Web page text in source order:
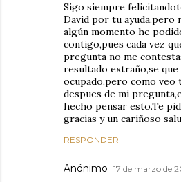
Sigo siempre
David por tu ayuda,pero
algún momento he
contigo,pues cada vez
pregunta no me
resultado extraño,se que
ocupado,pero como veo
despues de mi
hecho pensar esto.Te
gracias y un cariñoso
RESPONDER
Anónimo 17 de marzo de